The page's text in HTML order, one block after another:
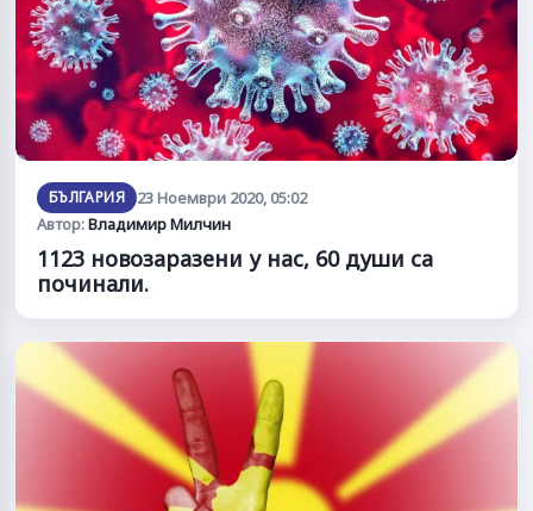
БЪЛГАРИЯ 23 Ноември 2020, 05:02
Автор:Владимир Милчин
1123 новозаразени у нас, 60 души са
починали.